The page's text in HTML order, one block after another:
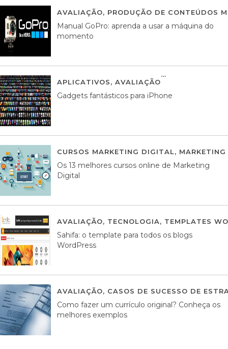
AVALIAÇÃO, PRODUÇÃO DE CONTEÚDOS
Manual GoPro: aprenda a usar a máquina do
momento
APLICATIVOS, AVALIAÇÃO
Gadgets fantásticos para iPhone
CURSOS MARKETING DIGITAL,
Os 13 melhores cursos online de Marketing
Digital
AVALIAÇÃO, TECNOLOGIA, TEMPLATES
Sahifa: o template para todos os blogs
WordPress
AVALIAÇÃO, CASOS DE SUCESSO DE
Como fazer um currículo original? Conheça os
melhores exemplos